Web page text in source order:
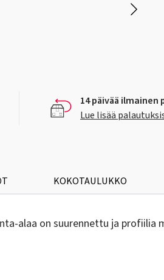
14 päivää ilmainen
Lue lisää
KOKOTAULUKKO
alaa on suurennettu ja profiilia